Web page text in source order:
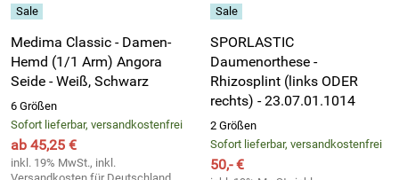
Medima Classic - Damen-
Hemd (1/1 Arm) Angora
Seide - Weiß, Schwarz
6 Größen
Sofort lieferbar, versandkostenfrei
ab 45,25 €
inkl. 19% MwSt., inkl.
SPORLASTIC
Daumenorthese -
Rhizosplint (links ODER
rechts) - 23.07.01.1014
2 Größen
Sofort lieferbar, versandkostenfrei
50,- €